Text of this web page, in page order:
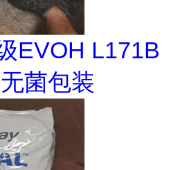
EVOH L171B
菌包装